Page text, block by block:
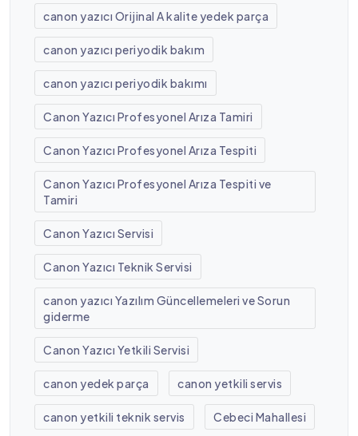
canon yazıcı Orijinal A kalite yedek parça
canon yazıcı periyodik bakım
canon yazıcı periyodik bakımı
Canon Yazıcı Profesyonel Arıza Tamiri
Canon Yazıcı Profesyonel Arıza Tespiti
Canon Yazıcı Profesyonel Arıza Tespiti ve
Tamiri
Canon Yazıcı Servisi
Canon Yazıcı Teknik Servisi
canon yazıcı Yazılım Güncellemeleri ve Sorun
giderme
Canon Yazıcı Yetkili Servisi
canon yedek parça canon yetkili servis
canon yetkili teknik servis Cebeci Mahallesi